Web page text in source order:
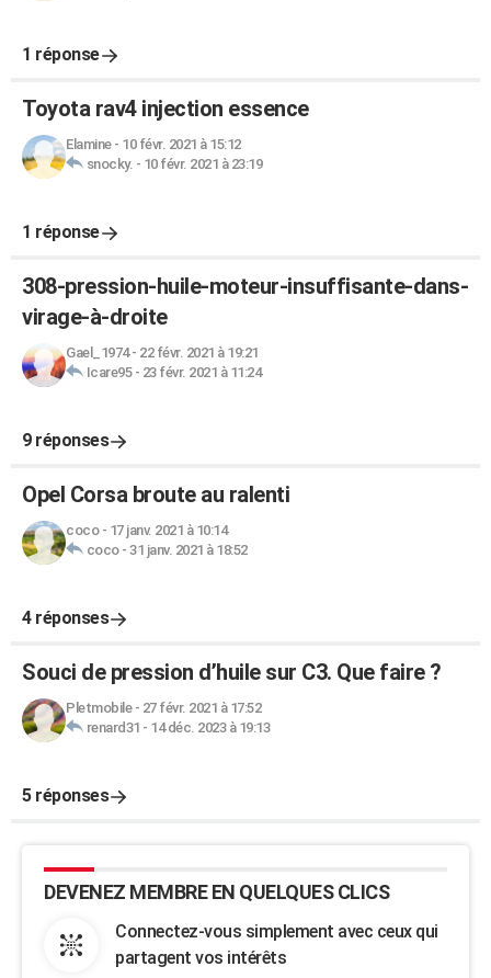
1 réponse
Toyota rav4 injection essence
Elamine- 10 févr. 2021 à 15:12
snocky. - 10 févr. 2021 à 23:19
1 réponse
308-pression-huile-moteur-insuffisante-dans-
virage-à-droite
Gael_1974- 22 févr. 2021 à 19:21
Icare95- 23 févr. 2021 à 11:24
9 réponses
Opel Corsa broute au ralenti
coco- 17 janv. 2021 à 10:14
coco- 31 janv. 2021 à 18:52
4 réponses
Souci de pression d’huile sur C3. Que faire ?
Pletmobile- 27 févr. 2021 à 17:52
renard31 - 14 déc. 2023 à 19:13
5 réponses
DEVENEZ MEMBRE EN QUELQUES CLICS
Connectez-vous simplement avec ceux qui
partagent vos intérêts